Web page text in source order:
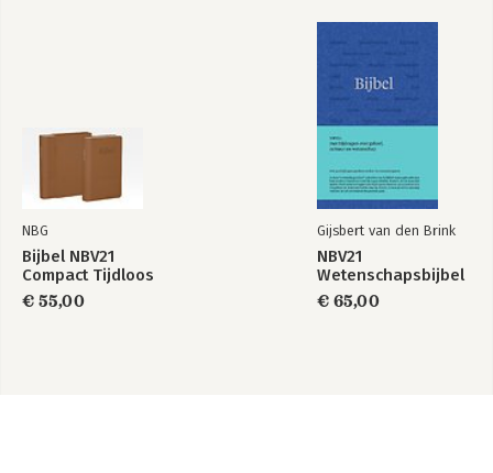
NBG
Bijbel NBV21
Compact Tijdloos
€ 55,00
Gijsbert van den Brink
NBV21
Wetenschapsbijbel
€ 65,00